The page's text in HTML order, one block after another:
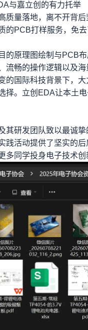
与嘉立创的有力托举
质量落地，离不开背
的PCB打样服务，免
的原理图绘制与PCB
流畅的操作逻辑以及
的国际科技背景下，
择。立创EDA让本土
其研发团队致以最诚
践活动提供了坚实的
多同学投身电子技术